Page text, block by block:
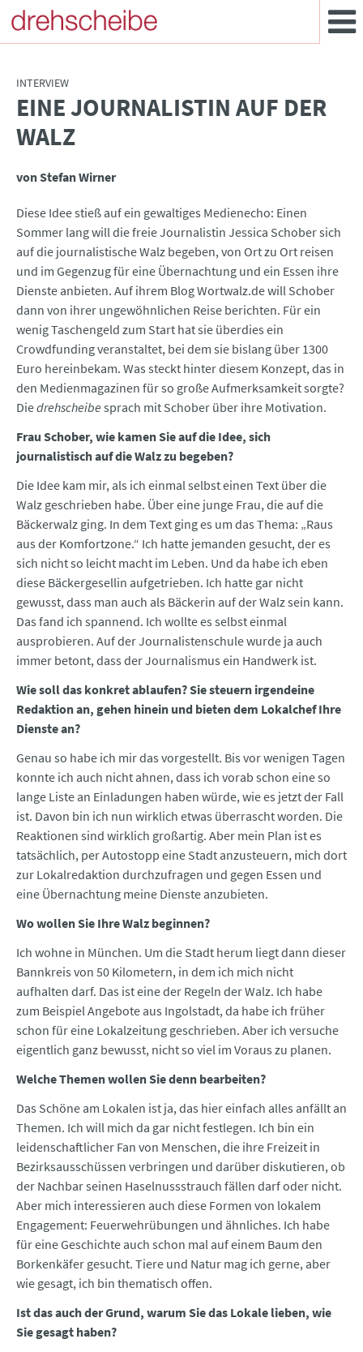
INTERVIEW
:EINE JOURNALISTIN AUF DER
WALZ
von Stefan Wirner
Diese Idee stieß auf ein gewaltiges Medienecho: Einen
Sommer lang will die freie Journalistin Jessica Schober sich
auf die journalistische Walz begeben, von Ort zu Ort reisen
und im Gegenzug für eine Übernachtung und ein Essen ihre
Dienste anbieten. Auf ihrem Blog Wortwalz.de will Schober
dann von ihrer ungewöhnlichen Reise berichten. Für ein
wenig Taschengeld zum Start hat sie überdies ein
Crowdfunding veranstaltet, bei dem sie bislang über 1300
Euro hereinbekam. Was steckt hinter diesem Konzept, das in
den Medienmagazinen für so große Aufmerksamkeit sorgte?
Diedrehscheibe sprach mit Schober über ihre Motivation.
Frau Schober, wie kamen Sie auf die Idee, sich
journalistisch auf die Walz zu begeben?
Die Idee kam mir, als ich einmal selbst einen Text über die
Walz geschrieben habe. Über eine junge Frau, die auf die
Bäckerwalz ging. In dem Text ging es um das Thema: „Raus
aus der Komfortzone.“ Ich hatte jemanden gesucht, der es
sich nicht so leicht macht im Leben. Und da habe ich eben
diese Bäckergesellin aufgetrieben. Ich hatte gar nicht
gewusst, dass man auch als Bäckerin auf der Walz sein kann.
Das fand ich spannend. Ich wollte es selbst einmal
ausprobieren. Auf der Journalistenschule wurde ja auch
immer betont, dass der Journalismus ein Handwerk ist.
Wie soll das konkret ablaufen? Sie steuern irgendeine
Redaktion an, gehen hinein und bieten dem Lokalchef Ihre
Dienste an?
Genau so habe ich mir das vorgestellt. Bis vor wenigen Tagen
konnte ich auch nicht ahnen, dass ich vorab schon eine so
lange Liste an Einladungen haben würde, wie es jetzt der Fall
ist. Davon bin ich nun wirklich etwas überrascht worden. Die
Reaktionen sind wirklich großartig. Aber mein Plan ist es
tatsächlich, per Autostopp eine Stadt anzusteuern, mich dort
zur Lokalredaktion durchzufragen und gegen Essen und
eine Übernachtung meine Dienste anzubieten.
Wo wollen Sie Ihre Walz beginnen?
Ich wohne in München. Um die Stadt herum liegt dann dieser
Bannkreis von 50 Kilometern, in dem ich mich nicht
aufhalten darf. Das ist eine der Regeln der Walz. Ich habe
zum Beispiel Angebote aus Ingolstadt, da habe ich früher
schon für eine Lokalzeitung geschrieben. Aber ich versuche
eigentlich ganz bewusst, nicht so viel im Voraus zu planen.
Welche Themen wollen Sie denn bearbeiten?
Das Schöne am Lokalen ist ja, das hier einfach alles anfällt an
Themen. Ich will mich da gar nicht festlegen. Ich bin ein
leidenschaftlicher Fan von Menschen, die ihre Freizeit in
Bezirksausschüssen verbringen und darüber diskutieren, ob
der Nachbar seinen Haselnussstrauch fällen darf oder nicht.
Aber mich interessieren auch diese Formen von lokalem
Engagement: Feuerwehrübungen und ähnliches. Ich habe
für eine Geschichte auch schon mal auf einem Baum den
Borkenkäfer gesucht. Tiere und Natur mag ich gerne, aber
wie gesagt, ich bin thematisch offen.
Ist das auch der Grund, warum Sie das Lokale lieben, wie
Sie gesagt haben?